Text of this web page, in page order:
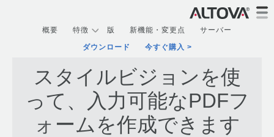
概要 特徴 版 新機能・変更点
サーバー
ダウンロード
今すぐ購入
スタイルビジョンを使
って、入力可能なPDFフ
ォームを作成できます